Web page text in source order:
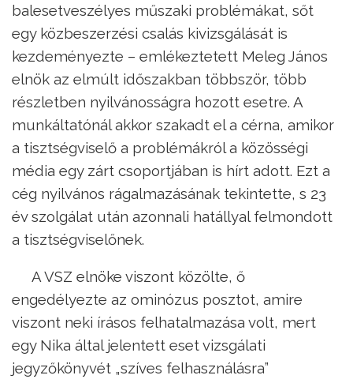
balesetveszélyes műszaki problémákat, sőt
egy közbeszerzési csalás kivizsgálását is
kezdeményezte – emlékeztetett Meleg János
elnök az elmúlt időszakban többször, több
részletben nyilvánosságra hozott esetre. A
munkáltatónál akkor szakadt el a cérna, amikor
a tisztségviselő a problémákról a közösségi
média egy zárt csoportjában is hírt adott. Ezt a
cég nyilvános rágalmazásának tekintette, s 23
év szolgálat után azonnali hatállyal felmondott
a tisztségviselőnek.
A VSZ elnöke viszont közölte, ő
engedélyezte az ominózus posztot, amire
viszont neki írásos felhatalmazása volt, mert
egy Nika által jelentett eset vizsgálati
jegyzőkönyvét „szíves felhasználásra”